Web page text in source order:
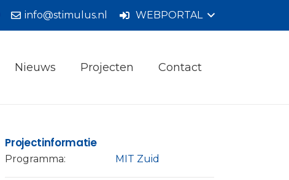
info@stimulus.nl WEBPORTAL
Nieuws Projecten Contact
Projectinformatie
Programma: MIT Zuid